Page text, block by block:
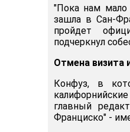
"Пока нам мало
зашла в Сан-
пройдет
подчеркнул
Отмена визита
Конфуз, в
главный
Франциско" -